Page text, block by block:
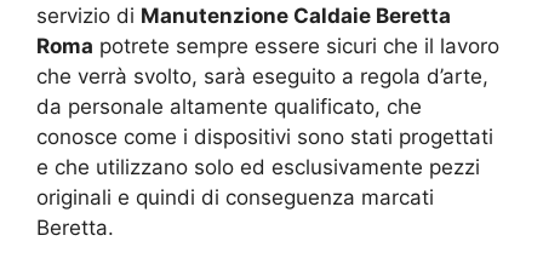
servizio di Manutenzione Caldaie Beretta
Roma potrete sempre essere sicuri che il lavoro
che verrà svolto, sarà eseguito a regola d’arte,
da personale altamente qualificato, che
conosce come i dispositivi sono stati progettati
e che utilizzano solo ed esclusivamente pezzi
originali e quindi di conseguenza marcati
Beretta.